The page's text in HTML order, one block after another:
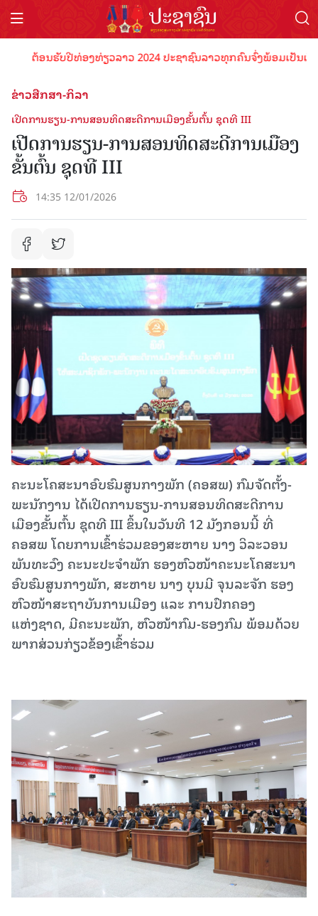
ຕ້ອນຮັບປີທ່ອງທ່ຽວລາວ 2024 ປະຊາຊົນລາວທຸກຄົນຈົ່ງພ້ອມເປັນເຈົ້
ຂ່າວສືກສາ-ກິລາ
ເປີດການຮຽນ-ການສອນທິດສະດີການເມືອງຂັ້ນຕົ້ນ ຊຸດທີ III
ເປີດການຮຽນ-ການສອນທິດສະດີການເມືອງ
ຂັ້ນຕົ້ນ ຊຸດທີ III
14:35 12/01/2026
ຄະນະໂຄສະນາອົບຮົມສູນກາງພັກ (ຄອສພ) ກົມຈັດຕັ້ງ-
ພະນັກງານ ໄດ້ເປີດການຮຽນ-ການສອນທິດສະດີການ
ເມືອງຂັ້ນຕົ້ນ ຊຸດທີ III ຂຶ້ນໃນວັນທີ 12 ມັງກອນນີ້ ທີ່
ຄອສພ ໂດຍການເຂົ້າຮ່ວມຂອງສະຫາຍ ນາງ ວິລະວອນ
ພັນທະວົງ ຄະນະປະຈໍາພັກ ຮອງຫົວໜ້າຄະນະໂຄສະນາ
ອົບຮົມສູນກາງພັກ, ສະຫາຍ ນາງ ບຸນມີ ຈຸນລະຈັກ ຮອງ
ຫົວໜ້າສະຖາບັນການເມືອງ ແລະ ການປົກຄອງ
ແຫ່ງຊາດ, ມີຄະນະພັກ, ຫົວໜ້າກົມ-ຮອງກົມ ພ້ອມດ້ວຍ
ພາກສ່ວນກ່ຽວຂ້ອງເຂົ້າຮ່ວມ